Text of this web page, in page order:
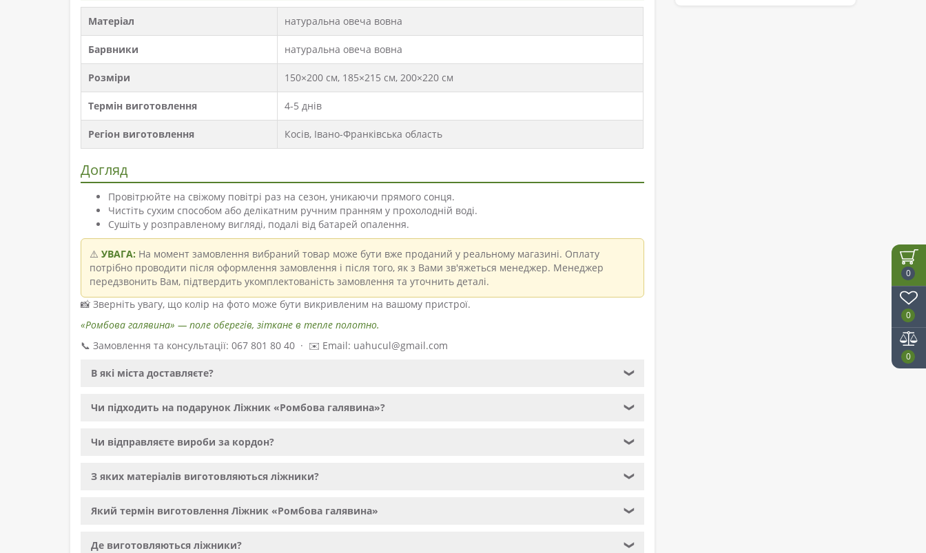
0
0
0
Матеріал натуральна овеча вовна
Барвники натуральна овеча вовна
Розміри 150×200 см, 185×215 см, 200×220 см
Термін виготовлення 4-5 днів
Регіон виготовлення Косів, Івано-Франківська область
Догляд
Провітрюйте на свіжому повітрі раз на сезон, уникаючи прямого сонця.
Чистіть сухим способом або делікатним ручним пранням у прохолодній воді.
Сушіть у розправленому вигляді, подалі від батарей опалення.
⚠️ УВАГА: На момент замовлення вибраний товар може бути вже проданий у реальному магазині. Оплату
потрібно проводити після оформлення замовлення і після того, як з Вами зв'яжеться менеджер. Менеджер
передзвонить Вам, підтвердить укомплектованість замовлення та уточнить деталі.
📸 Зверніть увагу, що колір на фото може бути викривленим на вашому пристрої.
«Ромбова галявина» — поле оберегів, зіткане в тепле полотно.
📞 Замовлення та консультації: 067 801 80 40 · ✉️ Email: uahucul@gmail.com
В які міста доставляєте? ❯
Чи підходить на подарунок Ліжник «Ромбова галявина»? ❯
Чи відправляєте вироби за кордон? ❯
З яких матеріалів виготовляються ліжники? ❯
Який термін виготовлення Ліжник «Ромбова галявина» ❯
Де виготовляються ліжники? ❯